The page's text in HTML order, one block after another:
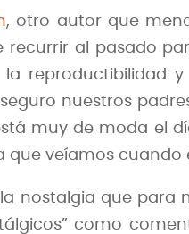
, otro autor que
recurrir al pasado
reproductibilidad
nuestros
muy de moda el
que veíamos cuando
nostalgia que para
como